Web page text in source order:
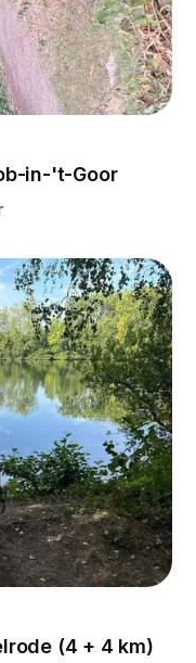
in-'t-Goor
(4 + 4 km)